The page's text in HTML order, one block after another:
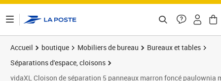
Accueil boutique Mobiliers de bureau
Bureaux et tables
Séparations d'espace, cloisons
vidaXL Cloison de séparation 5 panneaux marron foncé paulownia